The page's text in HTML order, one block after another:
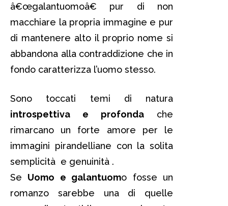
â€œgalantuomoâ€ pur di non
macchiare la propria immagine e pur
di mantenere alto il proprio nome si
abbandona alla contraddizione che in
fondo caratterizza l’uomo stesso.
Sono toccati temi di natura
introspettiva e profonda che
rimarcano un forte amore per le
immagini pirandelliane con la solita
semplicità e genuinità .
Se Uomo e galantuomo fosse un
romanzo sarebbe una di quelle